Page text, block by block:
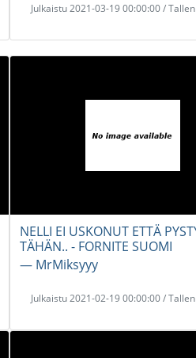
Julkaistu 2021-03-19 00:00:00 /
NELLI EI USKONUT ETTÄ
TÄHÄN.. - FORNITE SUOMI
― MrMiksyyy
Julkaistu 2021-02-19 00:00:00 /